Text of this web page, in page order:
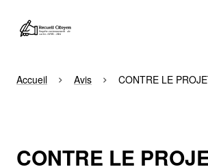
Accueil Avis CONTRE LE
CONTRE LE